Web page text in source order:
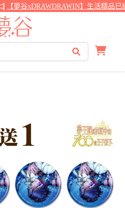
【夢谷xDRAWDRAWIN】生活精品已